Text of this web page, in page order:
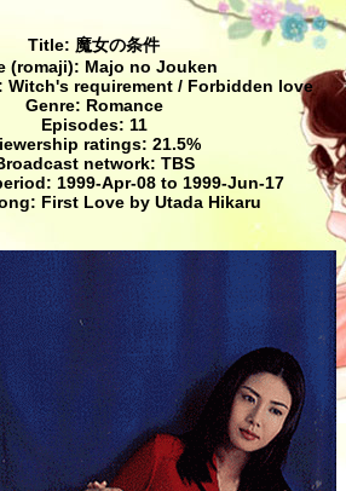
Title: 魔女の条件
(romaji): Majo no Jouken
Witch's requirement / Forbidden love
Genre: Romance
Episodes: 11
ratings: 21.5%
network: TBS
1999-Apr-08 to 1999-Jun-17
First Love by Utada Hikaru